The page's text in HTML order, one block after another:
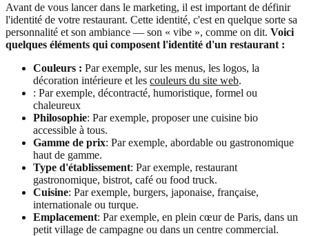
Avant de vous lancer dans le marketing, il est important de définir
l'identité de votre restaurant. Cette identité, c'est en quelque sorte sa
personnalité et son ambiance — son « vibe », comme on dit. Voici
quelques éléments qui composent l'identité d'un restaurant :
Couleurs : Par exemple, sur les menus, les logos, la
décoration intérieure et les couleurs du site web.
: Par exemple, décontracté, humoristique, formel ou
chaleureux
Philosophie: Par exemple, proposer une cuisine bio
accessible à tous.
Gamme de prix: Par exemple, abordable ou gastronomique
haut de gamme.
Type d'établissement: Par exemple, restaurant
gastronomique, bistrot, café ou food truck.
Cuisine: Par exemple, burgers, japonaise, française,
internationale ou turque.
Emplacement: Par exemple, en plein cœur de Paris, dans un
petit village de campagne ou dans un centre commercial.